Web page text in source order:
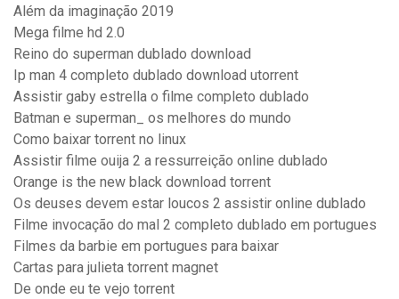
Além da imaginação 2019
Mega filme hd 2.0
Reino do superman dublado download
Ip man 4 completo dublado download utorrent
Assistir gaby estrella o filme completo dublado
Batman e superman_ os melhores do mundo
Como baixar torrent no linux
Assistir filme ouija 2 a ressurreição online dublado
Orange is the new black download torrent
Os deuses devem estar loucos 2 assistir online dublado
Filme invocação do mal 2 completo dublado em portugues
Filmes da barbie em portugues para baixar
Cartas para julieta torrent magnet
De onde eu te vejo torrent